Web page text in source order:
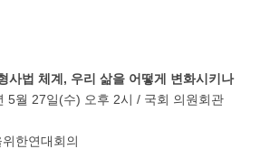
사법 체계, 우리 삶을 어떻게 변화시키나
5월 27일(수) 오후 2시 / 국회 의원회관
위한연대회의